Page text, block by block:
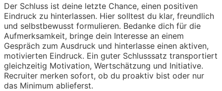
Der Schluss ist deine letzte Chance, einen positiven
Eindruck zu hinterlassen. Hier solltest du klar, freundlich
und selbstbewusst formulieren. Bedanke dich für die
Aufmerksamkeit, bringe dein Interesse an einem
Gespräch zum Ausdruck und hinterlasse einen aktiven,
motivierten Eindruck. Ein guter Schlusssatz transportiert
gleichzeitig Motivation, Wertschätzung und Initiative.
Recruiter merken sofort, ob du proaktiv bist oder nur
das Minimum ablieferst.